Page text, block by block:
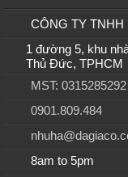
CÔNG TY TNHH
1 đường 5, khu
Thủ Đức, TPHCM
MST: 0315285292
0901.809.484
8am to 5pm